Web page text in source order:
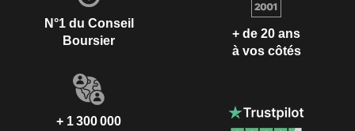
N°1 du Conseil
Boursier
+ de 20 ans
à vos côtés
+ 1 300 000